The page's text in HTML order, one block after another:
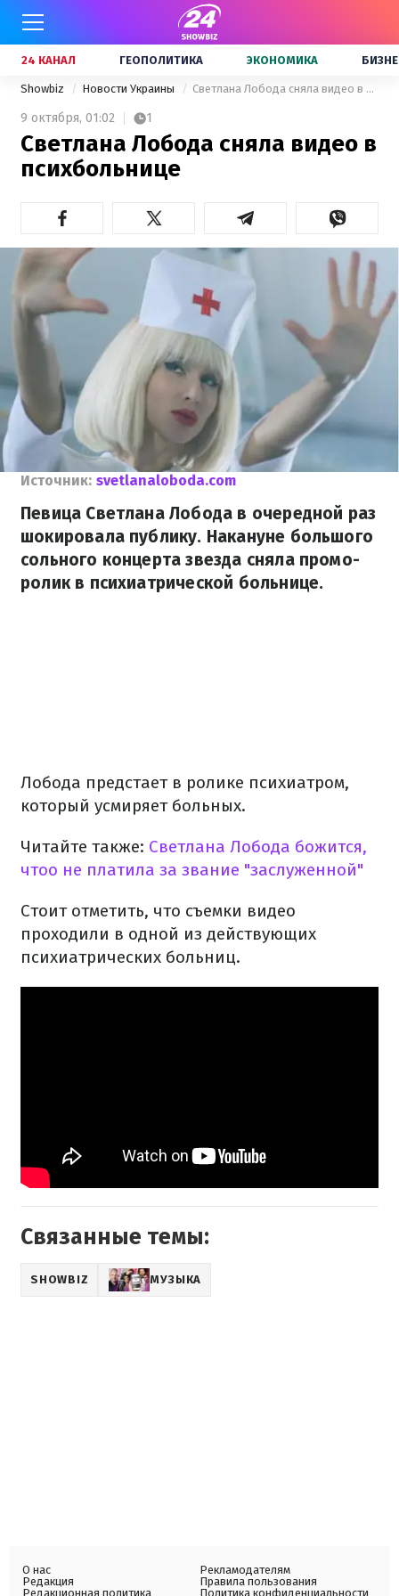
24 КАНАЛ ГЕОПОЛИТИКА ЭКОНОМИКА
Showbiz Новости Украины Светлана Лобода сняла видео в психбольнице
9 октября, 01:02 1
Светлана Лобода сняла видео в
психбольнице
Источник: svetlanaloboda.com
Певица Светлана Лобода в очередной раз
шокировала публику. Накануне большого
сольного концерта звезда сняла промо-
ролик в психиатрической больнице.
Лобода предстает в ролике психиатром,
который усмиряет больных.
Читайте также: Светлана Лобода божится,
чтоо не платила за звание "заслуженной"
Стоит отметить, что съемки видео
проходили в одной из действующих
психиатрических больниц.
Связанные темы:
SHOWBIZ МУЗЫКА
О нас
Редакция
Редакционная политика
Рекламодателям
Правила пользования
Политика конфиденциальности